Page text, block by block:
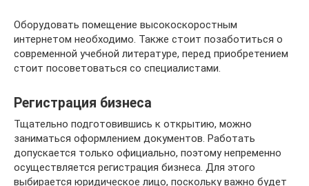
Оборудовать помещение высокоскоростным
интернетом необходимо. Также стоит позаботиться о
современной учебной литературе, перед приобретением
стоит посоветоваться со специалистами.
Регистрация бизнеса
Тщательно подготовившись к открытию, можно
заниматься оформлением документов. Работать
допускается только официально, поэтому непременно
осуществляется регистрация бизнеса. Для этого
выбирается юридическое лицо, поскольку важно будет